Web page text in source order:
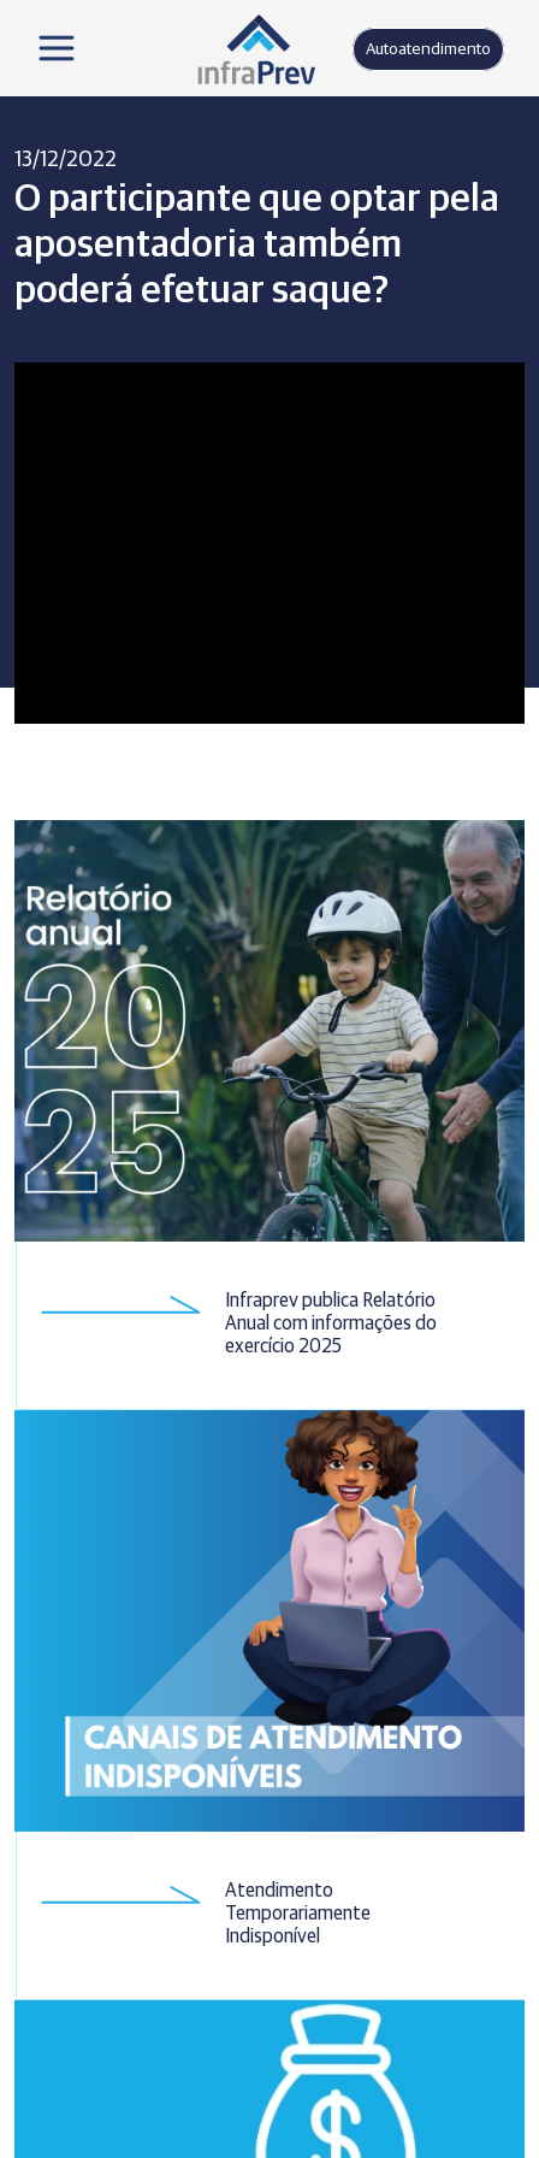
Autoatendimento
13/12/2022
O participante que optar pela
aposentadoria também
poderá efetuar saque?
Infraprev publica Relatório
Anual com informações do
exercício 2025
Atendimento
Temporariamente
Indisponível